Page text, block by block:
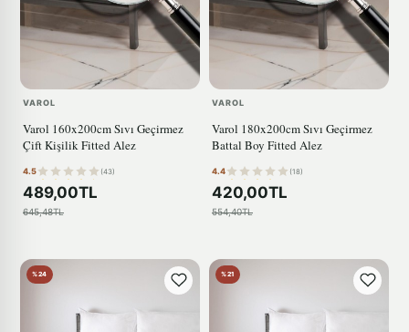
VAROL
Varol 160x200cm Sıvı Geçirmez
Çift Kişilik Fitted Alez
4.5 (43)
489,00TL
645,48TL
VAROL
Varol 180x200cm Sıvı Geçirmez
Battal Boy Fitted Alez
4.4 (18)
420,00TL
554,40TL
%24 %21